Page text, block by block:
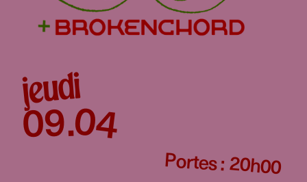
jeudi
04
.
09
Portes :20h00